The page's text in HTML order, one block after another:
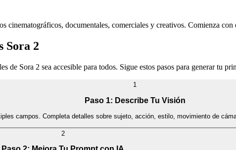
cinematográficos, documentales, comerciales y creativos. Comienza
Sora 2
de Sora 2 sea accesible para todos. Sigue estos pasos para generar tu
1
Paso 1: Describe Tu Visión
campos. Completa detalles sobre sujeto, acción, estilo, movimiento de
2